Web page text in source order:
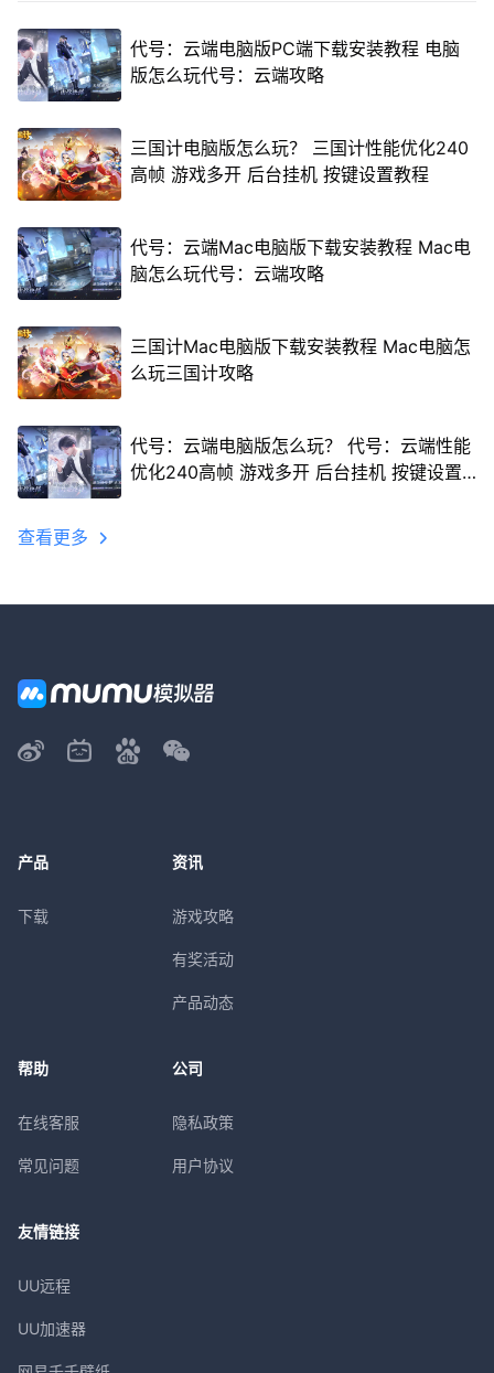
代号：云端电脑版PC端下载安装教程 电脑
版怎么玩代号：云端攻略
三国计电脑版怎么玩？ 三国计性能优化240
高帧 游戏多开 后台挂机 按键设置教程
代号：云端Mac电脑版下载安装教程 Mac电
脑怎么玩代号：云端攻略
三国计Mac电脑版下载安装教程 Mac电脑怎
么玩三国计攻略
代号：云端电脑版怎么玩？ 代号：云端性能
优化240高帧 游戏多开 后台挂机 按键设置
查看更多
产品
下载
资讯
游戏攻略
有奖活动
产品动态
帮助
在线客服
常见问题
公司
隐私政策
用户协议
友情链接
UU远程
UU加速器